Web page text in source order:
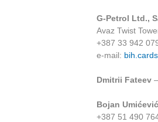
G-Petrol Ltd.,
Avaz Twist
+387 33 942
e-mail:
Dmitrii Fateev
Bojan Umićević
+387 51 490